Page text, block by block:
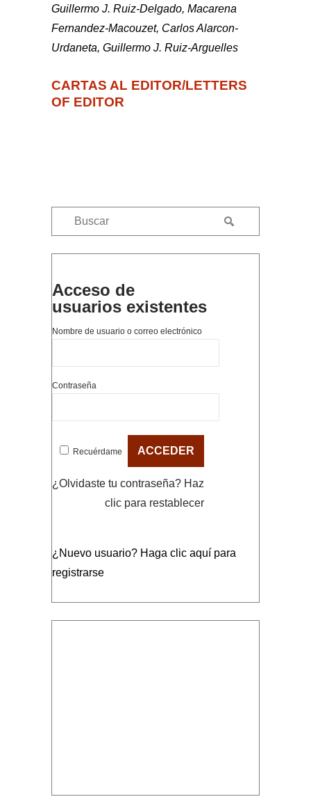
Guillermo J. Ruiz-Delgado, Macarena
Fernandez-Macouzet, Carlos Alarcon-
Urdaneta, Guillermo J. Ruiz-Arguelles
CARTAS AL EDITOR/LETTERS
OF EDITOR
Acceso de
usuarios existentes
Nombre de usuario o correo electrónico
Contraseña
Recuérdame
¿Olvidaste tu contraseña? Haz
clic para restablecer
¿Nuevo usuario? Haga clic aquí para
registrarse